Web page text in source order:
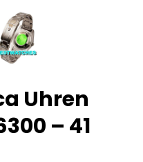
Uhren
– 41